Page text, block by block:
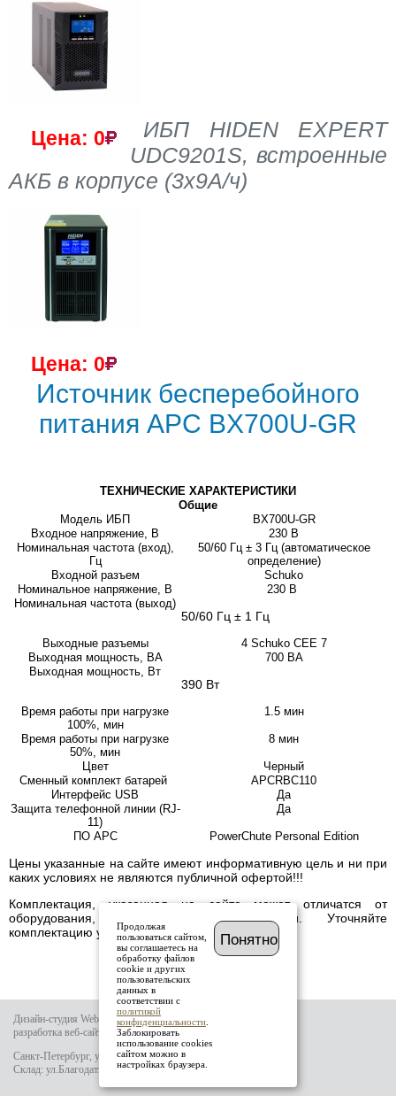
Цена: 0
ИБП HIDEN EXPERT
UDC9201S, встроенные
АКБ в корпусе (3х9А/ч)
Цена: 0
Источник бесперебойного
питания APC BX700U-GR
ТЕХНИЧЕСКИЕ ХАРАКТЕРИСТИКИ
Общие
Модель ИБП
BX700U-GR
Входное напряжение, В
230 В
Номинальная частота (вход),
Гц
50/60 Гц ± 3 Гц (автоматическое
определение)
Входной разъем
Schuko
Номинальное напряжение, В
230 В
Номинальная частота (выход)
50/60 Гц ± 1 Гц
Выходные разъемы
4 Schuko CEE 7
Выходная мощность, ВА
700 ВА
Выходная мощность, Вт
390 Вт
Время работы при нагрузке
100%, мин
1.5 мин
Время работы при нагрузке
50%, мин
8 мин
Цвет
Черный
Сменный комплект батарей
APCRBC110
Интерфейс USB
Да
Защита телефонной линии (RJ-
11)
Да
ПО APC PowerChute Personal Edition
Цены указанные на сайте имеют информативную цель и ни при
каких условиях не являются публичной офертой!!!
Комплектация, указанная на сайте может отличатся от
оборудования, имеющегося в наличии. Уточняйте
комплектацию у менеджера.
Дизайн-студия Website-it
разработка веб-сайта
Санкт-Петербург, ул.Тамбовская д.69 лит.Б
Склад: ул.Благодатная д.64
Продолжая
пользоваться сайтом,
вы соглашаетесь на
обработку файлов
cookie и других
пользовательских
данных в
соответствии с
политикой
конфиденциальности
Заблокировать
использование cookies
сайтом можно в
настройках браузера.
Понятно